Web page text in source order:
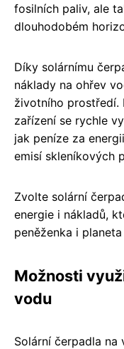
fosilních paliv, ale
dlouhodobém
Díky solárnímu
náklady na ohřev
životního prostředí.
zařízení se rychle
jak peníze za
emisí skleníkových
Zvolte solární
energie i nákladů,
peněženka i
Možnosti
vodu
Solární čerpadla